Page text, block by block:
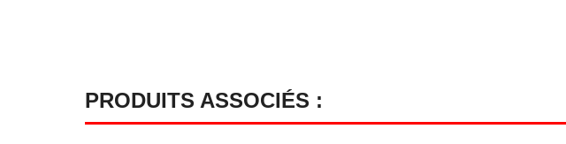
PRODUITS ASSOCIÉS :